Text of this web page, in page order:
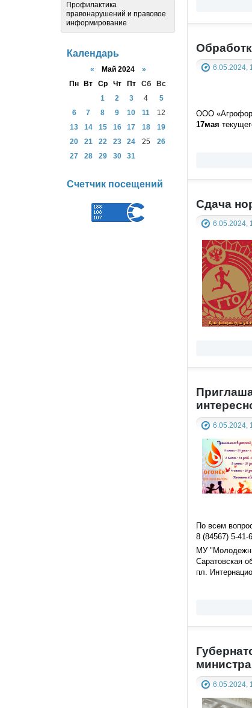
6.05.2024,
ООО
17мая
Сдача
6.05.2024,
6.05.2024,
По всем
8 (84567) 5-41-
МУ
Саратовская
пл.
6.05.2024,
Профилактика
правонарушений и правовое
информирование
Календарь
« Май 2024 »
Пн
Вт Ср Чт Пт Сб
Вс
1
2 3 4
5
6
7 8 9 10 11
12
13
14 15 16 17 18
19
20
21 22 23 24 25
26
27
28 29 30 31
Счетчик посещений